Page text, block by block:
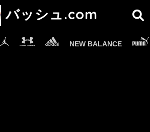
バッシュ.com
NEW BALANCE